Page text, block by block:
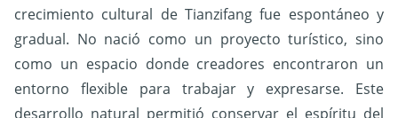
crecimiento cultural de Tianzifang fue espontáneo y
gradual. No nació como un proyecto turístico, sino
como un espacio donde creadores encontraron un
entorno flexible para trabajar y expresarse. Este
desarrollo natural permitió conservar el espíritu del